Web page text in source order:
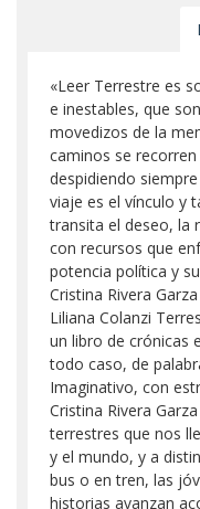
«Leer Terrestre es
e inestables, que
movedizos de la
caminos se
despidiendo
viaje es el vínculo y
transita el deseo, la
con recursos que
potencia política y
Cristina Rivera
Liliana Colanzi
un libro de crónicas
todo caso, de
Imaginativo, con
Cristina Rivera
terrestres que nos
y el mundo, y a
bus o en tren, las
historias avanzan